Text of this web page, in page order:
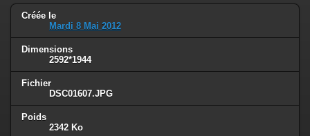
Créée le
Mardi 8 Mai 2012
Dimensions
2592*1944
Fichier
DSC01607.JPG
Poids
2342 Ko